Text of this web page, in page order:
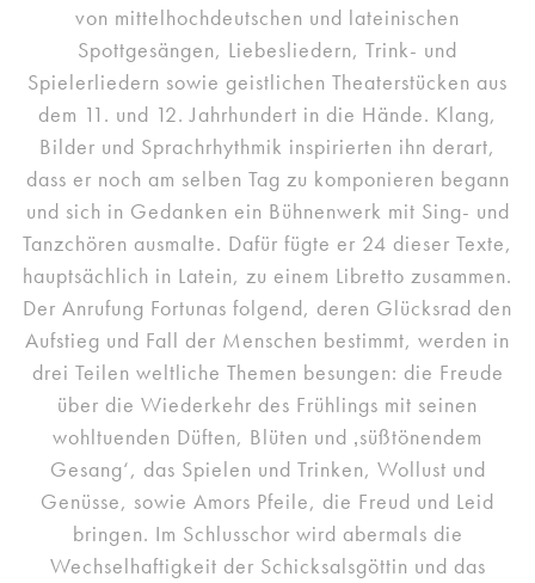
von mittelhochdeutschen und lateinischen
Spottgesängen, Liebesliedern, Trink- und
Spielerliedern sowie geistlichen Theaterstücken aus
dem 11. und 12. Jahrhundert in die Hände. Klang,
Bilder und Sprachrhythmik inspirierten ihn derart,
dass er noch am selben Tag zu komponieren begann
und sich in Gedanken ein Bühnenwerk mit Sing- und
Tanzchören ausmalte. Dafür fügte er 24 dieser Texte,
hauptsächlich in Latein, zu einem Libretto zusammen.
Der Anrufung Fortunas folgend, deren Glücksrad den
Aufstieg und Fall der Menschen bestimmt, werden in
drei Teilen weltliche Themen besungen: die Freude
über die Wiederkehr des Frühlings mit seinen
wohltuenden Düften, Blüten und ‚süßtönendem
Gesang‘, das Spielen und Trinken, Wollust und
Genüsse, sowie Amors Pfeile, die Freud und Leid
bringen. Im Schlusschor wird abermals die
Wechselhaftigkeit der Schicksalsgöttin und das